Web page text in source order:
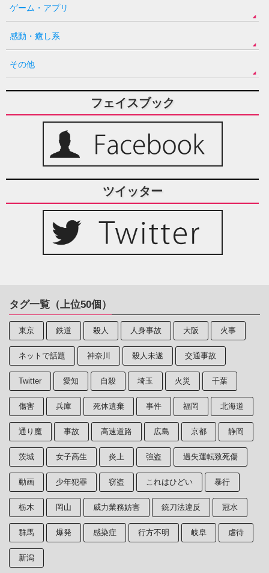
ゲーム・アプリ
感動・癒し系
その他
フェイスブック
ツイッター
タグ一覧（上位50個）
東京 鉄道 殺人 人身事故 大阪 火事
ネットで話題 神奈川 殺人未遂 交通事故
Twitter 愛知 自殺 埼玉 火災 千葉
傷害 兵庫 死体遺棄 事件 福岡 北海道
通り魔 事故 高速道路 広島 京都 静岡
茨城 女子高生 炎上 強盗 過失運転致死傷
動画 少年犯罪 窃盗 これはひどい 暴行
栃木 岡山 威力業務妨害 銃刀法違反 冠水
群馬 爆発 感染症 行方不明 岐阜 虐待
新潟